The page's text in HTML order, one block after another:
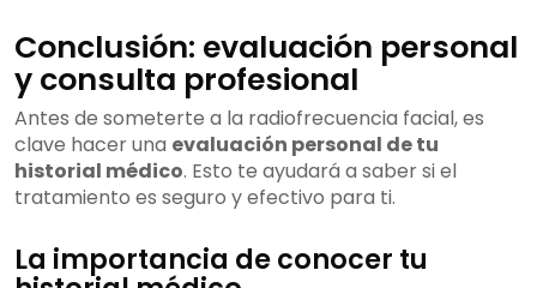
Conclusión: evaluación personal
y consulta profesional
Antes de someterte a la radiofrecuencia facial, es
clave hacer una evaluación personal de tu
historial médico. Esto te ayudará a saber si el
tratamiento es seguro y efectivo para ti.
La importancia de conocer tu